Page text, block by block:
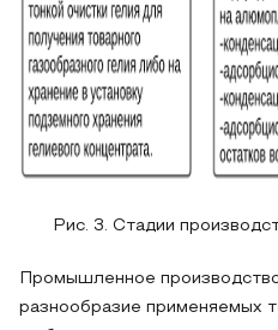
Рис. 3. Стадии
Промышленное
разнообразие применяемых